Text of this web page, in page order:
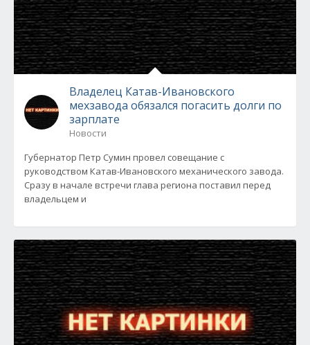
Владелец Катав-Ивановского
мехзавода обязался погасить долги по
зарплате
Новости
Губернатор Петр Сумин провел совещание с
руководством Катав-Ивановского механического завода.
Сразу в начале встречи глава региона поставил перед
владельцем и